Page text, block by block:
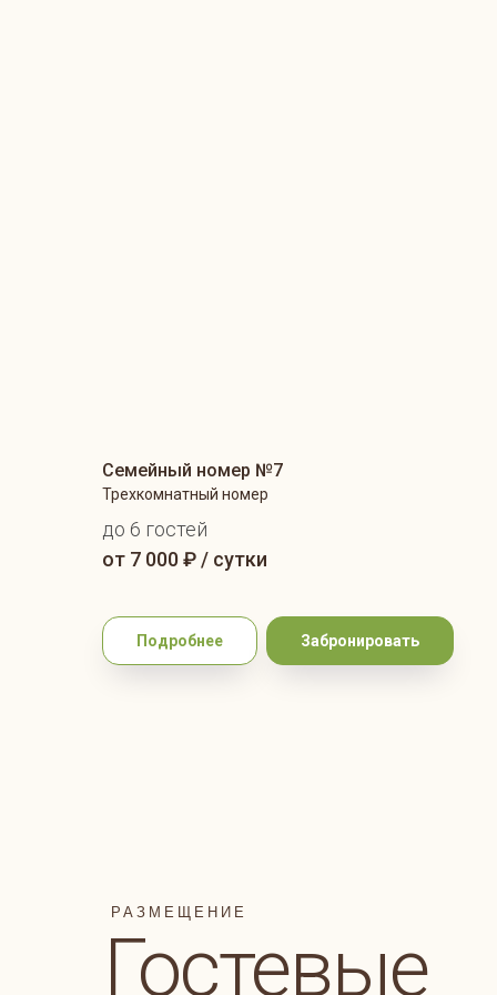
Семейный номер №7
Трехкомнатный номер
до 6 гостей
от 7 000 ₽ / сутки
Подробнее Забронировать
РАЗМЕЩ ЕНИЕ
Гостевые